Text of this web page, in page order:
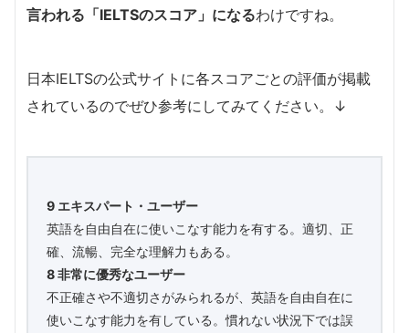
言われる「IELTSのスコア」になるわけですね。
日本IELTSの公式サイトに各スコアごとの評価が掲載
されているのでぜひ参考にしてみてください。↓
9 エキスパート・ユーザー
英語を自由自在に使いこなす能力を有する。適切、正
確、流暢、完全な理解力もある。
8 非常に優秀なユーザー
不正確さや不適切さがみられるが、英語を自由自在に
使いこなす能力を有している。慣れない状況下では誤